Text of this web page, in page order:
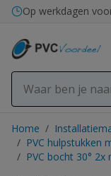
Ga naar de inhoud
Op werkdagen
Home /
/ PVC hulpstukken
/ PVC bocht 30°